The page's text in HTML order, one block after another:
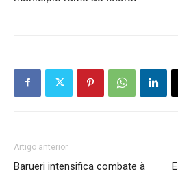
Artigo anterior
Barueri intensifica combate à